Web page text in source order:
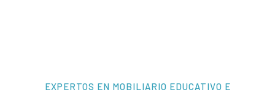
EXPERTOS EN MOBILIARIO EDUCATIVO E